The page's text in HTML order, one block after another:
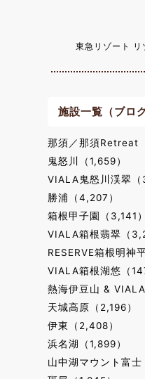
東急リゾート
施設一覧（ブログ
那須／那須Retreat
鬼怒川（1,659）
VIALA鬼怒川渓翠（
勝浦（4,207）
箱根甲子園（3,141）
VIALA箱根翡翠（
RESERVE箱根明
VIALA箱根湖悠（
熱海伊豆山 &
天城高原（2,196）
伊東（2,408）
浜名湖（1,899）
山中湖マウント富士